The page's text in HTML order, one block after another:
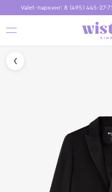
Valet-паркинг: 8 (495) 445-
Бесплатная
Установите приложение,